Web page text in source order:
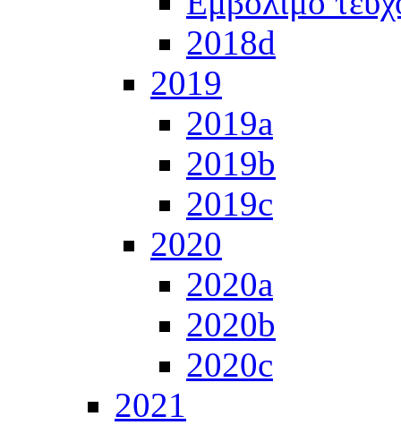
2018d
2019
2019a
2019b
2019c
2020
2020a
2020b
2020c
2021